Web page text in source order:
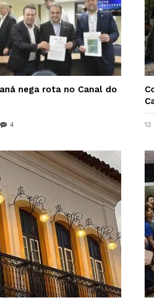
nega rota no Canal do
4